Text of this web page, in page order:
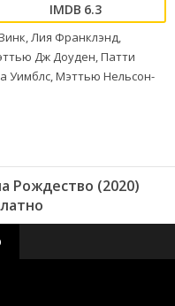
6.3
Лия Франклэнд,
Дж Доуден, Патти
Уимблс, Мэттью Нельсон-
Рождество (2020)